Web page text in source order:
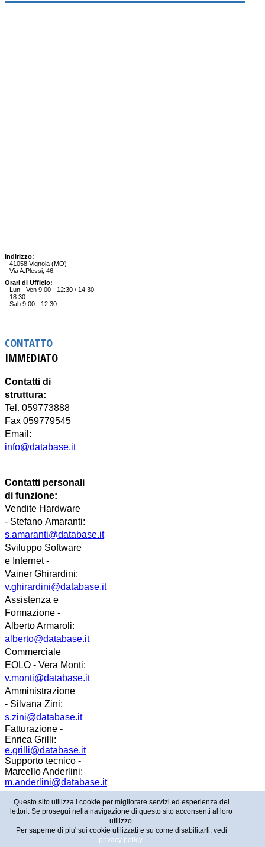
Indirizzo:
41058 Vignola (MO)
Via A.Plessi, 46
Orari di Ufficio:
Lun - Ven 9:00 - 12:30 / 14:30 -
18:30
Sab 9:00 - 12:30
CONTATTO
IMMEDIATO
Contatti di
struttura:
Tel. 059773888
Fax 059779545
Email:
info@database.it
Contatti personali
di funzione:
Vendite Hardware
- Stefano Amaranti:
s.amaranti@database.it
Sviluppo Software
e Internet -
Vainer Ghirardini:
v.ghirardini@database.it
Assistenza e
Formazione -
Alberto Armaroli:
alberto@database.it
Commerciale
EOLO - Vera Monti:
v.monti@database.it
Amministrazione
- Silvana Zini:
s.zini@database.it
Fatturazione -
Enrica Grilli:
e.grilli@database.it
Supporto tecnico -
Marcello Anderlini:
m.anderlini@database.it
Copyright © 2026 - Database Informatica - P.IVA:
02658920364
Questo sito utilizza i cookie per migliorare servizi ed esperienza dei
lettori. Se prosegui nella navigazione di questo sito acconsenti al loro
utilizzo.
Per saperne di piu' sui cookie utilizzati e su come disabilitarli, vedi
privacy policy.